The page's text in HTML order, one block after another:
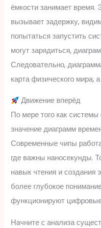
ёмкости занимает время.
вызывает задержку,
попытаться запустить
могут зарядиться,
Следовательно,
карта физического мира,
Движение вперёд
По мере того как
значение диаграмм
Современные чипы
где важны наносекунды.
навык чтения и создания
более глубокое
функционируют
Начните с анализа